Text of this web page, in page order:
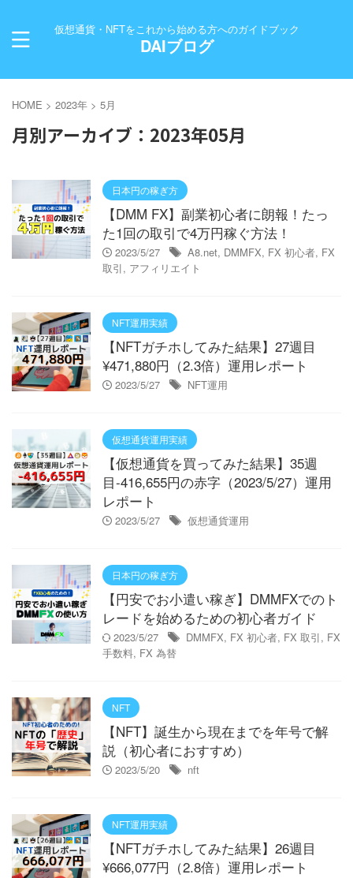
仮想通貨・NFTをこれから始める方へのガイドブック
DAIブログ
HOME > 2023年 > 5月
月別アーカイブ：2023年05月
日本円の稼ぎ方
【DMM FX】副業初心者に朗報！たっ
た1回の取引で4万円稼ぐ方法！
2023/5/27 A8.net, DMMFX, FX 初心者, FX
取引, アフィリエイト
NFT運用実績
【NFTガチホしてみた結果】27週目
¥471,880円（2.3倍）運用レポート
2023/5/27 NFT運用
仮想通貨運用実績
【仮想通貨を買ってみた結果】35週
目-416,655円の赤字（2023/5/27）運用
レポート
2023/5/27 仮想通貨運用
日本円の稼ぎ方
【円安でお小遣い稼ぎ】DMMFXでのト
レードを始めるための初心者ガイド
2023/5/27 DMMFX, FX 初心者, FX 取引, FX
手数料, FX 為替
NFT
【NFT】誕生から現在までを年号で解
説（初心者におすすめ）
2023/5/20 nft
NFT運用実績
【NFTガチホしてみた結果】26週目
¥666,077円（2.8倍）運用レポート